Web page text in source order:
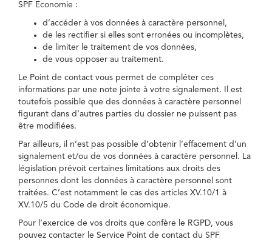
SPF Economie :
d’accéder à vos données à caractère personnel,
de les rectifier si elles sont erronées ou incomplètes,
de limiter le traitement de vos données,
de vous opposer au traitement.
Le Point de contact vous permet de compléter ces
informations par une note jointe à votre signalement. Il est
toutefois possible que des données à caractère personnel
figurant dans d’autres parties du dossier ne puissent pas
être modifiées.
Par ailleurs, il n’est pas possible d’obtenir l’effacement d’un
signalement et/ou de vos données à caractère personnel. La
législation prévoit certaines limitations aux droits des
personnes dont les données à caractère personnel sont
traitées. C’est notamment le cas des articles XV.10/1 à
XV.10/5 du Code de droit économique.
Pour l’exercice de vos droits que confère le RGPD, vous
pouvez contacter le Service Point de contact du SPF